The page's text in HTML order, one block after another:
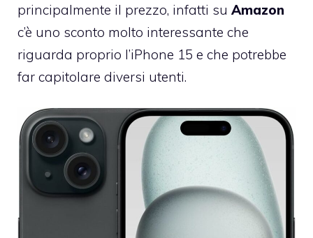
principalmente il prezzo, infatti su Amazon
c’è uno sconto molto interessante che
riguarda proprio l’iPhone 15 e che potrebbe
far capitolare diversi utenti.